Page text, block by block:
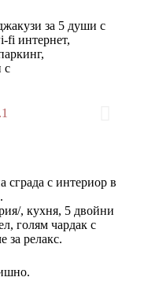
за 5 души с
fi интернет,
с
сграда с интериор в
, кухня, 5 двойни
голям чардак с
за релакс.